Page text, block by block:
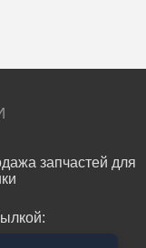
запчастей для